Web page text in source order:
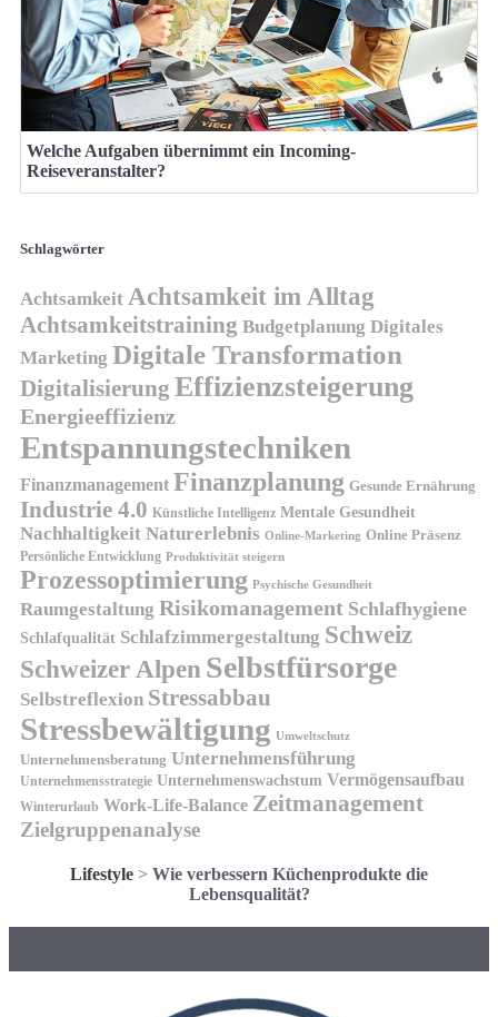
Welche Aufgaben übernimmt ein Incoming-
Reiseveranstalter?
Schlagwörter
Achtsamkeit Achtsamkeit im Alltag
Achtsamkeitstraining Budgetplanung Digitales
Marketing Digitale Transformation
Digitalisierung Effizienzsteigerung
Energieeffizienz
Entspannungstechniken
Finanzmanagement Finanzplanung Gesunde Ernährung
Industrie 4.0 Künstliche Intelligenz Mentale Gesundheit
Nachhaltigkeit Naturerlebnis Online-Marketing Online Präsenz
Persönliche Entwicklung Produktivität steigern
Prozessoptimierung Psychische Gesundheit
Raumgestaltung Risikomanagement Schlafhygiene
Schlafqualität Schlafzimmergestaltung Schweiz
Schweizer Alpen Selbstfürsorge
Selbstreflexion Stressabbau
Stressbewältigung Umweltschutz
Unternehmensberatung Unternehmensführung
Unternehmensstrategie Unternehmenswachstum Vermögensaufbau
Winterurlaub Work-Life-Balance Zeitmanagement
Zielgruppenanalyse
Lifestyle > Wie verbessern Küchenprodukte die
Lebensqualität?